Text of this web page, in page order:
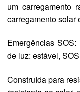
um carregamento
carregamento solar
Emergências
de luz: estável,
Construída para